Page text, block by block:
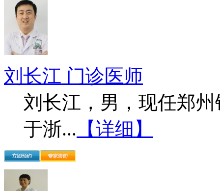
刘长江 门诊医师
刘长江，男，现任郑
于浙... 【详细】